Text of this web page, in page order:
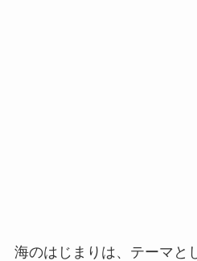
海のはじまりは、テーマと